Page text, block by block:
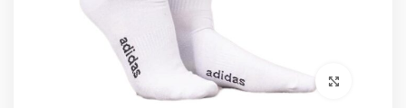
برای بزرگنمایی کلیک کنید